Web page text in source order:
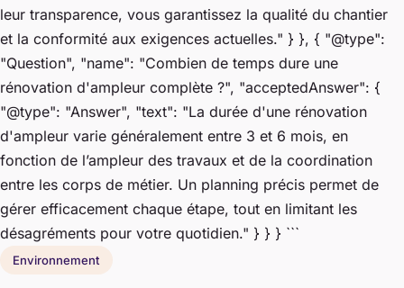
leur transparence, vous garantissez la qualité du chantier
et la conformité aux exigences actuelles." } }, { "@type":
"Question", "name": "Combien de temps dure une
rénovation d'ampleur complète ?", "acceptedAnswer": {
"@type": "Answer", "text": "La durée d'une rénovation
d'ampleur varie généralement entre 3 et 6 mois, en
fonction de l’ampleur des travaux et de la coordination
entre les corps de métier. Un planning précis permet de
gérer efficacement chaque étape, tout en limitant les
désagréments pour votre quotidien." } } } ```
Environnement